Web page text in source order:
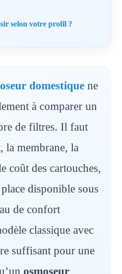
selon votre profil ?
domestique ne
à comparer un
de filtres. Il faut
la membrane, la
coût des cartouches,
disponible sous
de confort
classique avec
suffisant pour une
osmoseur